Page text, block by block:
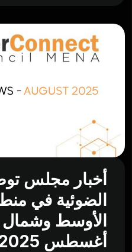
أخبار مجلس
الضوئية في
الأوسط وشمال
أغسطس 2025